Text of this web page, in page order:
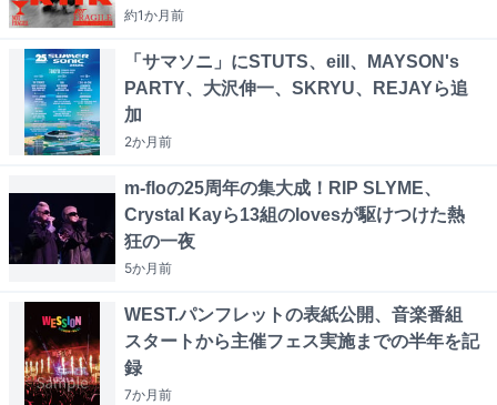
約1か月前
「サマソニ」にSTUTS、eill、MAYSON's
PARTY、大沢伸一、SKRYU、REJAYら追
加
2か月前
m-floの25周年の集大成！RIP SLYME、
Crystal Kayら13組のlovesが駆けつけた熱
狂の一夜
5か月前
WEST.パンフレットの表紙公開、音楽番組
スタートから主催フェス実施までの半年を記
録
7か月前